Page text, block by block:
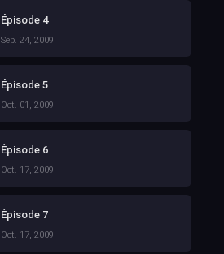
Épisode 4
Sep. 24, 2009
Épisode 5
Oct. 01, 2009
Épisode 6
Oct. 17, 2009
Épisode 7
Oct. 17, 2009